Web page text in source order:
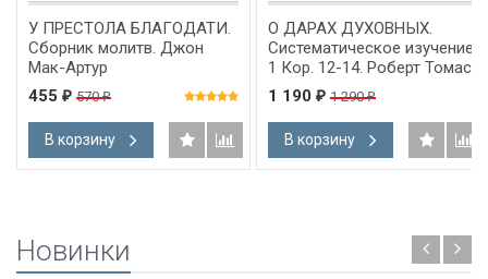
У ПРЕСТОЛА БЛАГОДАТИ.
Сборник молитв. Джон
Мак-Артур
455 ₽ 570₽
В корзину
О ДАРАХ ДУХОВНЫХ.
Систематическое изучение
1 Кор. 12-14. Роберт Томас
1 190 ₽ 1 290₽
В корзину
Новинки